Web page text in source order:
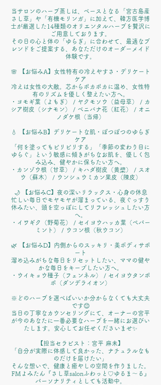
当サロンのハーブ蒸しは、ベースとなる「宮古島産
さし草」や「有機モリンガ」に加えて、韓方医学博
士が厳選した14種類のオリエンタルハーブを贅沢に
ご用意しております。
その日の心と体の「ゆらぎ」に合わせて、最適なブ
レンドをご提案する、あなただけのオーダーメイド
体験です。
🌸 【お悩みA】女性特有の冷えやすさ・デリケート
ケア
冷えは女性の大敵。芯からポカポカに温め、女性特
有のリズムを優しく整えたい方へ。
・ヨモギ葉（よもぎ） / ヤクモソウ（益母草） / カ
シア樹皮（シナモン） / ベニバナ花（紅花） / オニ
ノダケ根（当帰）
💧 【お悩みB】デリケートな肌・ぽつぽつのゆらぎ
ケア
「何を塗ってもピリピリする」「季節の変わり目に
ゆらぐ」という敏感に傾きがちなお肌を、優しく包
み込み、健やかに保ちたい方へ。
・カンゾウ根（甘草） / キハダ樹皮（黄檗） / スオ
ウ（蘇木） / ウンシュウミカン果皮（陳皮）
🌙 【お悩みC】夜の深いリラックス・心身の休息
忙しい毎日でモヤモヤが溜まっている、夜ぐっすり
休みたい、頭を空っぽにしてリフレッシュしたい方
へ。
・イワギク（野菊花） / セイヨウハッカ葉（ペパー
ミント） / ウコン根（秋ウコン）
🌿 【お悩みD】内側からのスッキリ・美ボディサポ
ート
溜め込みがちな毎日をリセットしたい、ママの健や
かな毎日をキープしたい方へ。
・ウイキョウ種子（フェンネル） / セイヨウタンポ
ポ（ダンデライオン）
※どのハーブを選べばいいか分からなくても大丈夫
です😊
当日の丁寧なカウンセリングにて、オーナーの宮平
が今のあなたに一番必要なハーブを一緒にお選びい
たします。安心してお任せくださいませ✨
【担当セラピスト：宮平 麻未】
「自分が実際に体感して良かった、ナチュラルなも
のだけを届けたい」
そんな想いで、健康と癒やしの空間を作りました。
FMよみたん『さし草salonふわっと♡ゆるま～る』
パーソナリティとしても活動中。